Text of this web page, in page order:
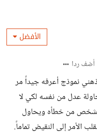
الأفضل
أضف ردا
نموذج أعرفه جيداً مر
عدل من نفسه لكي لا
من خطأه ويحاول
الأمر إلى النقيض تماماً.